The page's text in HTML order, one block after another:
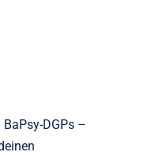
DGPs –